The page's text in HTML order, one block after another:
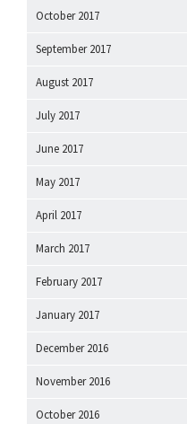
October 2017
September 2017
August 2017
July 2017
June 2017
May 2017
April 2017
March 2017
February 2017
January 2017
December 2016
November 2016
October 2016